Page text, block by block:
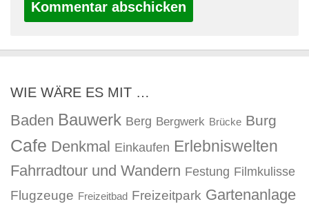
WIE WÄRE ES MIT …
Baden Bauwerk Berg Bergwerk Brücke Burg
Cafe Denkmal Einkaufen Erlebniswelten
Fahrradtour und Wandern Festung Filmkulisse
Flugzeuge Freizeitbad Freizeitpark Gartenanlage